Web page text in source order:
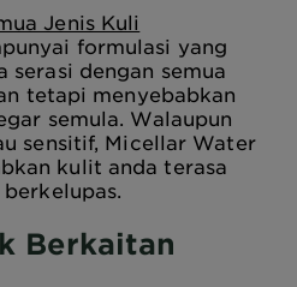
Jenis Kuli
formulasi yang
serasi dengan semua
tetapi menyebabkan
semula. Walaupun
sensitif, Micellar Water
kulit anda terasa
Berkaitan